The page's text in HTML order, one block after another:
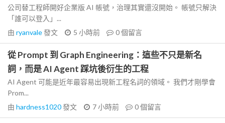
公司替工程師開好企業版 AI 帳號，治理其實還沒開始。 帳號只解決
「誰可以登入」...
由 ryanvale發文 5 小時前 0個留言
從 Prompt 到 Graph Engineering：這些不只是新名
詞，而是 AI Agent 踩坑後衍生的工程
AI Agent 可能是近年最容易出現新工程名詞的領域。 我們才剛學會
Prom...
由 hardness1020發文 7 小時前 0個留言